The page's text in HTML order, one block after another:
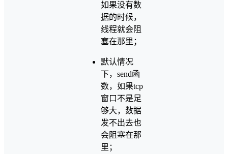
如果没有数
据的时候，
线程就会阻
塞在那里；
默认情况
下，send函
数，如果tcp
窗口不是足
够大，数据
发不出去也
会阻塞在那
里；